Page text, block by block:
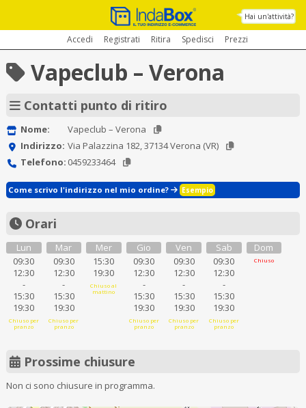
Hai un'attività?
Accedi Registrati Ritira Spedisci Prezzi
Vapeclub – Verona
Contatti punto di ritiro
Nome:
Vapeclub – Verona
Indirizzo: Via Palazzina 182, 37134 Verona (VR)
Telefono: 0459233464
Come scrivo l'indirizzo nel mio ordine? Esempio
Orari
Lun
09:30
12:30
-
15:30
19:30
Chiuso per
pranzo
Mar
09:30
12:30
-
15:30
19:30
Chiuso per
pranzo
Mer
15:30
19:30
Chiuso al
mattino
Gio
09:30
12:30
-
15:30
19:30
Chiuso per
pranzo
Ven
09:30
12:30
-
15:30
19:30
Chiuso per
pranzo
Sab
09:30
12:30
-
15:30
19:30
Chiuso per
pranzo
Dom
Chiuso
Prossime chiusure
Non ci sono chiusure in programma.